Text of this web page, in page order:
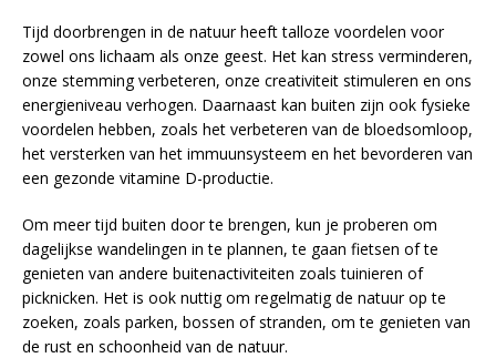
Tijd doorbrengen in de natuur heeft talloze voordelen voor
zowel ons lichaam als onze geest. Het kan stress verminderen,
onze stemming verbeteren, onze creativiteit stimuleren en ons
energieniveau verhogen. Daarnaast kan buiten zijn ook fysieke
voordelen hebben, zoals het verbeteren van de bloedsomloop,
het versterken van het immuunsysteem en het bevorderen van
een gezonde vitamine D-productie.
Om meer tijd buiten door te brengen, kun je proberen om
dagelijkse wandelingen in te plannen, te gaan fietsen of te
genieten van andere buitenactiviteiten zoals tuinieren of
picknicken. Het is ook nuttig om regelmatig de natuur op te
zoeken, zoals parken, bossen of stranden, om te genieten van
de rust en schoonheid van de natuur.